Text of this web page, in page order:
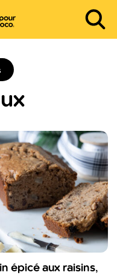
épicé aux raisins,